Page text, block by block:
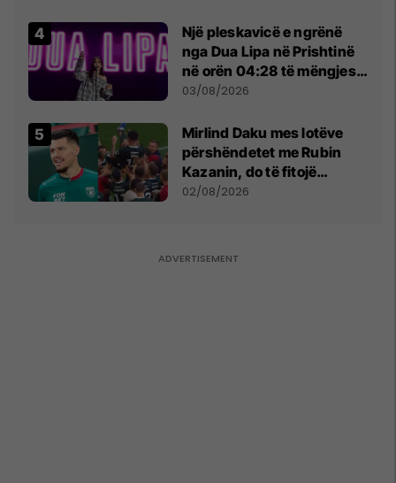
Një pleskavicë e ngrënë
nga Dua Lipa në Prishtinë
në orën 04:28 të mëngjesit
- dhe bota digjitale serbe
03/08/2026
Mirlind Daku mes lotëve
përshëndetet me Rubin
Kazanin, do të fitojë
miliona te Spartak Moska
02/08/2026